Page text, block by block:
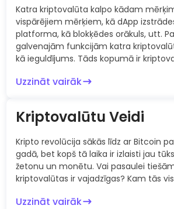
Katra kriptovalūta kalpo kādam
vispārējiem mērķiem, kā dApp
platforma, kā blokķēdes orākuls, utt.
galvenajām funkcijām katra
kā ieguldījums. Tāds kopumā ir
Uzzināt vairāk
Kriptovalūtu Veidi
Kripto revolūcija sākās līdz ar Bitcoin
gadā, bet kopš tā laika ir izlaisti jau
žetonu un monētu. Vai pasaulei
kriptovalūtas ir vajadzīgas? Kam tās
Uzzināt vairāk